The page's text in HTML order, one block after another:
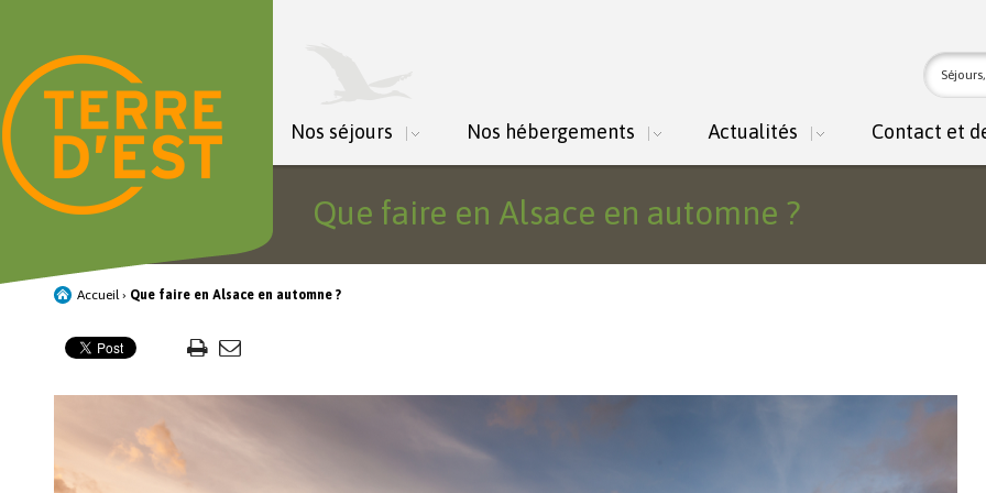
Nos séjours Nos hébergements Actualités Contact et
Que faire en Alsace en automne ?
Accueil › Que faire en Alsace en automne ?